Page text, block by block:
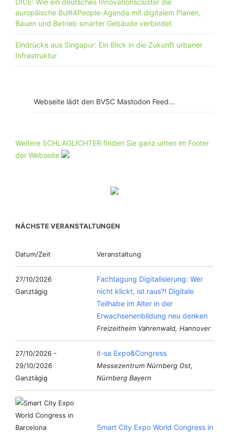
DICE: Wie ein deutsches Innovationscluster die
europäische Built4People-Agenda mit digitalem Planen,
Bauen und Betrieb smarter Gebäude verbindet
Eindrücke aus Singapur: Ein Blick in die Zukunft urbaner
Infrastruktur
Webseite lädt den BVSC Mastodon Feed...
Weitere SCHLAGLICHTER finden Sie ganz unten im Footer
der Webseite
NÄCHSTE VERANSTALTUNGEN
Datum/Zeit Veranstaltung
27/10/2026
Ganztägig
Fachtagung Digitalisierung: Wer
nicht klickt, ist raus?! Digitale
Teilhabe im Alter in der
Erwachsenenbildung neu denken
Freizeitheim Vahrenwald, Hannover
27/10/2026 -
29/10/2026
Ganztägig
it-sa Expo&Congress
Messezentrum Nürnberg Ost,
Nürnberg Bayern
Smart City Expo World Congress in